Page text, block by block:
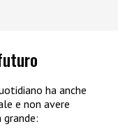
ha anche
e non avere